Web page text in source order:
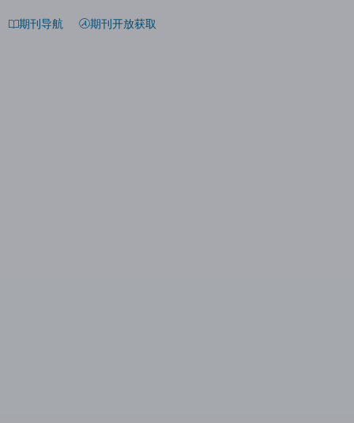
期刊导航 期刊开放获取